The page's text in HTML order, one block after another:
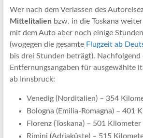
Wer nach dem Verlassen des
Mittelitalien bzw. in die Toskana
mit dem Auto aber noch einige
(wogegen die gesamte Flugzeit ab
bis drei Stunden beträgt). Nachfolgend
Entfernungsangaben für ausgewählte
ab Innsbruck:
Venedig (Norditalien) – 354
Bologna (Emilia-Romagna) – 401
Florenz (Toskana) – 501 Kilometer
Rimini (Adriaküste) – 515